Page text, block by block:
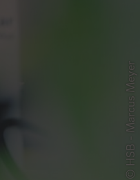
© HSB - Marcus Meyer